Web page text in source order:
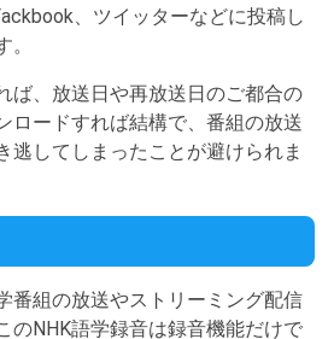
、ツイッターなどに投稿し
ば、放送日や再放送日のご都合の
ロードすれば結構で、番組の放送
逃してしまったことが避けられま
番組の放送やストリーミング配信
のNHK語学録音は録音機能だけで